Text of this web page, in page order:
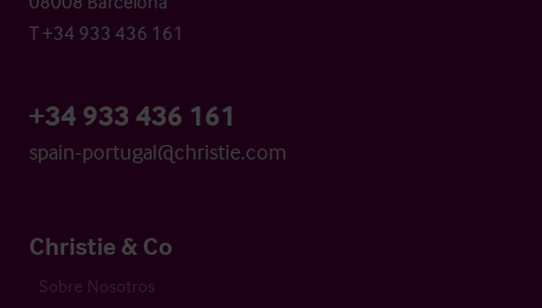
T +34 933 436 161
+34 933 436 161
spain-portugal@christie.com
Christie & Co
Sobre Nosotros